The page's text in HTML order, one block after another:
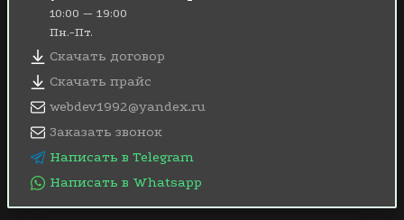
10:00 — 19:00
Пн.-Пт.
Скачать договор
Скачать прайс
webdev1992@yandex.ru
Заказать звонок
Написать в Telegram
Написать в Whatsapp